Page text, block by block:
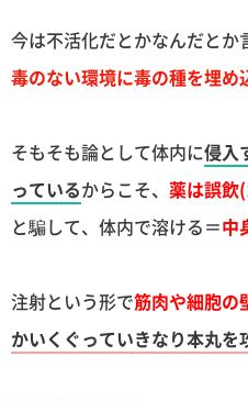
今は不活化だとかなんだと
毒のない環境に毒の種を埋め
そもそも論として体内に侵入
っているからこそ、 薬は誤飲
と騙して、体内で溶ける＝中
注射という形で筋肉や細胞の
かいくぐっていきなり本丸を